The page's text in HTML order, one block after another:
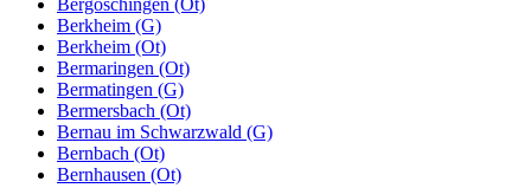
Berkheim (G)
Berkheim (Ot)
Bermaringen (Ot)
Bermatingen (G)
Bermersbach (Ot)
Bernau im Schwarzwald (G)
Bernbach (Ot)
Bernhausen (Ot)